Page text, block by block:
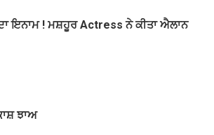
ਇਨਾਮ ! ਮਸ਼ਹੂਰ Actress ਨੇ ਕੀਤਾ ਐਲਾਨ
ਝਾਅ